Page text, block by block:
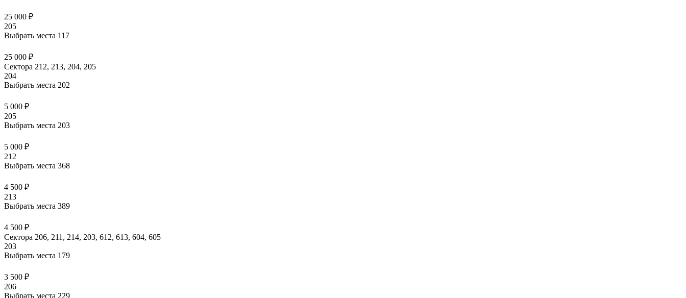
25 000 ₽
205
Выбрать места 117
25 000 ₽
Сектора 212, 213, 204, 205
204
Выбрать места 202
5 000 ₽
205
Выбрать места 203
5 000 ₽
212
Выбрать места 368
4 500 ₽
213
Выбрать места 389
4 500 ₽
Сектора 206, 211, 214, 203, 612, 613, 604, 605
203
Выбрать места 179
3 500 ₽
206
Выбрать места 229